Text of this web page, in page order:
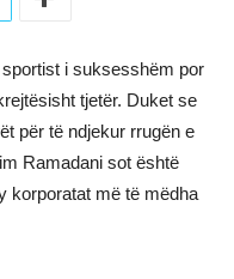
i suksesshëm por
tjetër. Duket se
për të ndjekur rrugën e
Ramadani sot është
korporatat më të mëdha